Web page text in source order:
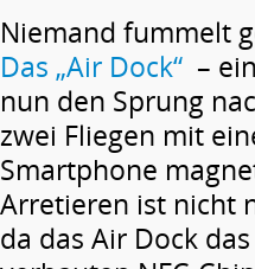
Niemand fummelt
Das „Air Dock“ –
nun den Sprung
zwei Fliegen mit
Smartphone
Arretieren ist nicht
da das Air Dock